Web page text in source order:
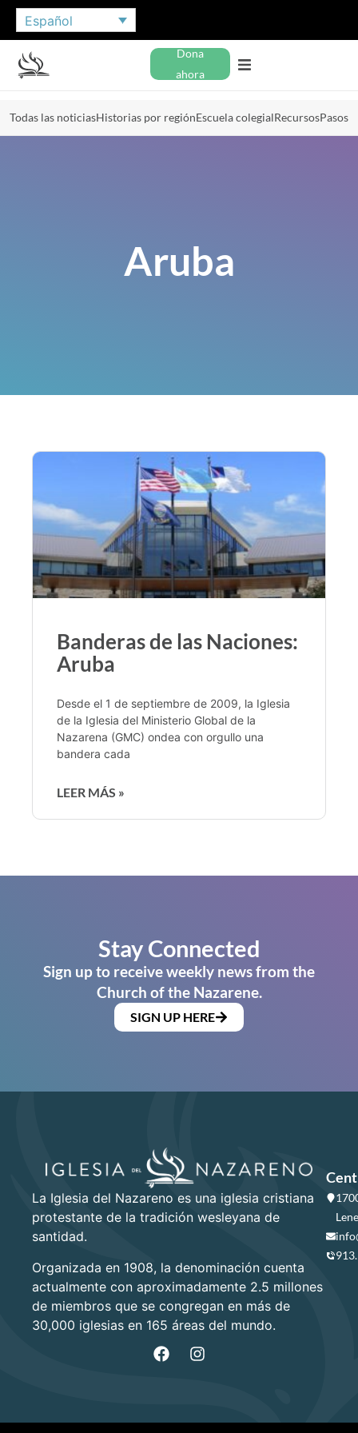
Español
Dona
ahora
Todas las noticiasHistorias por regiónEscuela colegialRecursosPasos
Aruba
Banderas de las Naciones:
Aruba
Desde el 1 de septiembre de 2009, la Iglesia
de la Iglesia del Ministerio Global de la
Nazarena (GMC) ondea con orgullo una
bandera cada
LEER MÁS »
Stay Connected
Sign up to receive weekly news from the
Church of the Nazarene.
SIGN UP HERE
La Iglesia del Nazareno es una iglesia cristiana
protestante de la tradición wesleyana de
santidad.
Organizada en 1908, la denominación cuenta
actualmente con aproximadamente 2.5 millones
de miembros que se congregan en más de
30,000 iglesias en 165 áreas del mundo.